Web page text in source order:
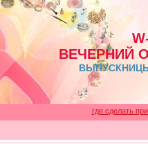
ВЕЧЕРНИЙ
где сделать